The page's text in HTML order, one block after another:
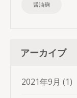
醤油麹
アーカイブ
2021年9月 (1)